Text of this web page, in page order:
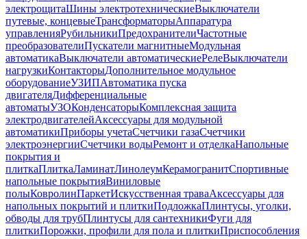
электрощитаШины электротехническиеВыключатели
путевые, концевыеТрансформаторыАппаратура
управленияРубильникиПредохранителиЧастотные
преобразователиПускатели магнитныеМодульная
автоматикаВыключатели автоматическиеРелеВыключатели
нагрузкиКонтакторыДополнительное модульное
оборудованиеУЗИПАвтоматика пуска
двигателяДифференциальные
автоматыУЗОКонденсаторыКомплексная защита
электродвигателейАксессуары для модульной
автоматикиПриборы учетаСчетчики газаСчетчики
электроэнергииСчетчики водыРемонт и отделкаНапольные
покрытия и
плиткаПлиткаЛаминатЛинолеумКерамогранитСпортивные
напольные покрытияВиниловые
полыКовролинПаркетИскусственная траваАксессуары для
напольных покрытий и плиткиПодложкаПлинтусы, уголки,
обводы для трубПлинтусы для сантехникиФуги для
плиткиПорожки, профили для пола и плиткиПриспособления